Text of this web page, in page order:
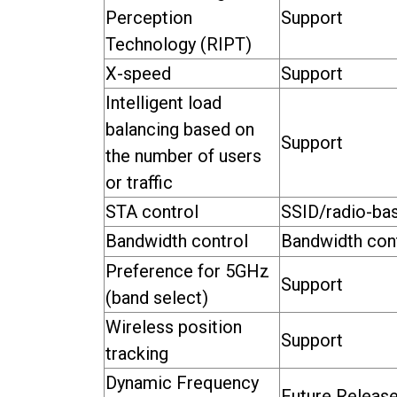
Perception
Technology (RIPT)
Support
X-speed
Support
Intelligent load
balancing based on
the number of users
or traffic
Support
STA control
SSID/radio-
Bandwidth control
Bandwidth
Preference for 5GHz
(band select)
Support
Wireless position
tracking
Support
Dynamic Frequency